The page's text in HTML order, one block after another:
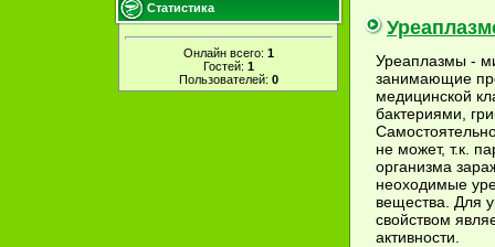
Статистика
Онлайн всего: 1
Гостей: 1
Пользователей: 0
Уреаплазмы -
занимающие
медицинской
бактериями,
не может, т.к.
организма
неоходимые
вещества. Для
свойством
активности.